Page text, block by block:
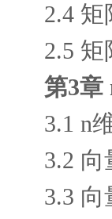
2.4 矩
2.5 矩
第3章
3.1 n
3.2
3.3